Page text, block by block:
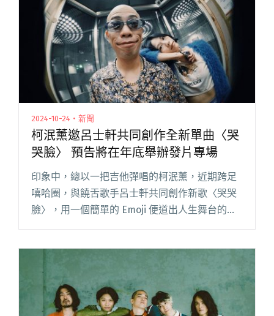
MV取景東京街頭上演女女三角戀"
2024-10-24・新聞
柯泯薰邀呂士軒共同創作全新單曲〈哭
哭臉〉 預告將在年底舉辦發片專場
印象中，總以一把吉他彈唱的柯泯薰，近期跨足
嘻哈圈，與饒舌歌手呂士軒共同創作新歌〈哭哭
臉〉，用一個簡單的 Emoji 便道出人生舞台的百
般滋味。 隨著單曲發行，柯泯薰也宣布新專輯
新單曲〈哭哭臉〉 預告將在年底舉辦發片專場"